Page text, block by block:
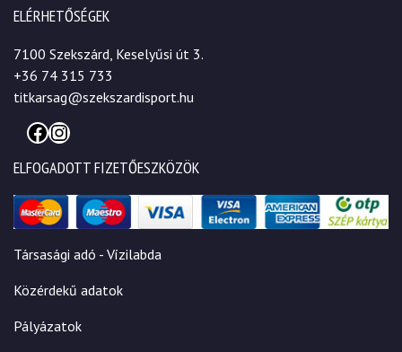
ELÉRHETŐSÉGEK
7100 Szekszárd, Keselyűsi út 3.
+36 74 315 733
titkarsag@szekszardisport.hu
Facebook
Instagram
ELFOGADOTT FIZETŐESZKÖZÖK
Társasági adó - Vízilabda
Közérdekű adatok
Pályázatok